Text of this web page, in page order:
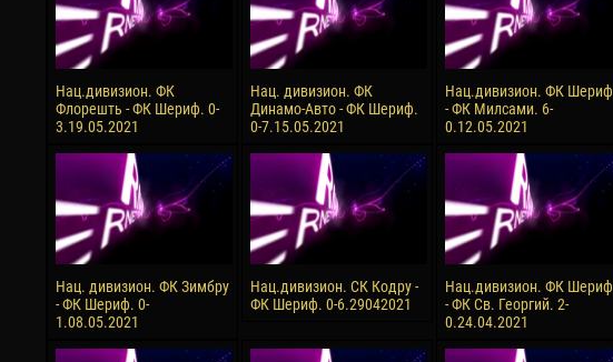
Нац.дивизион. ФК
Флорешть - ФК Шериф. 0-
3.19.05.2021
Нац. дивизион. ФК
Динамо-Авто - ФК Шериф.
0-7.15.05.2021
Нац.дивизион. ФК Шериф
- ФК Милсами. 6-
0.12.05.2021
Нац. дивизион. ФК Зимбру
- ФК Шериф. 0-
1.08.05.2021
Нац.дивизион. СК Кодру -
ФК Шериф. 0-6.29042021
Нац.дивизион. ФК Шериф
- ФК Св. Георгий. 2-
0.24.04.2021